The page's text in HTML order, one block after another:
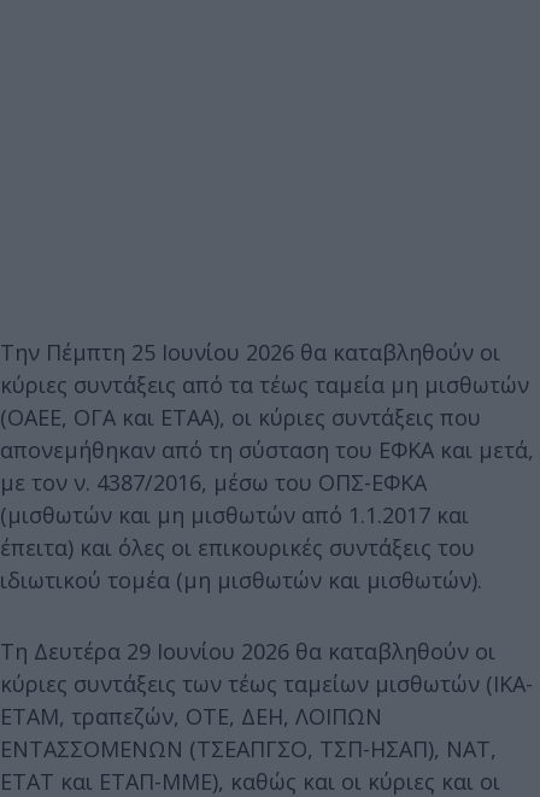
Την Πέμπτη 25 Ιουνίου 2026 θα καταβληθούν οι
κύριες συντάξεις από τα τέως ταμεία μη μισθωτών
(ΟΑΕΕ, ΟΓΑ και ΕΤΑΑ), οι κύριες συντάξεις που
απονεμήθηκαν από τη σύσταση του ΕΦΚΑ και μετά,
με τον ν. 4387/2016, μέσω του ΟΠΣ-ΕΦΚΑ
(μισθωτών και μη μισθωτών από 1.1.2017 και
έπειτα) και όλες οι επικουρικές συντάξεις του
ιδιωτικού τομέα (μη μισθωτών και μισθωτών).
Τη Δευτέρα 29 Ιουνίου 2026 θα καταβληθούν οι
κύριες συντάξεις των τέως ταμείων μισθωτών (ΙΚΑ-
ΕΤΑΜ, τραπεζών, ΟΤΕ, ΔΕΗ, ΛΟΙΠΩΝ
ΕΝΤΑΣΣΟΜΕΝΩΝ (ΤΣΕΑΠΓΣΟ, ΤΣΠ-ΗΣΑΠ), ΝΑΤ,
ΕΤΑΤ και ΕΤΑΠ-ΜΜΕ), καθώς και οι κύριες και οι